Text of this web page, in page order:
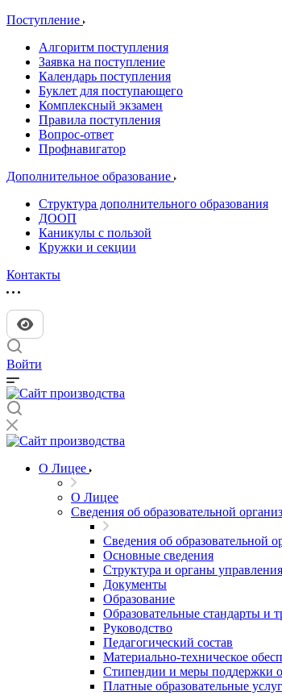
Поступление
Алгоритм поступления
Заявка на поступление
Календарь поступления
Буклет для поступающего
Комплексный экзамен
Правила поступления
Вопрос-ответ
Профнавигатор
Дополнительное образование
Структура дополнительного образования
ДООП
Каникулы с пользой
Кружки и секции
Контакты
Войти
О Лицее
О Лицее
Сведения об образовательной
Сведения об образовательной
Основные сведения
Структура и органы
Документы
Образование
Образовательные стандарты и
Руководство
Педагогический состав
Материально-техническое
Стипендии и меры поддержки
Платные образовательные